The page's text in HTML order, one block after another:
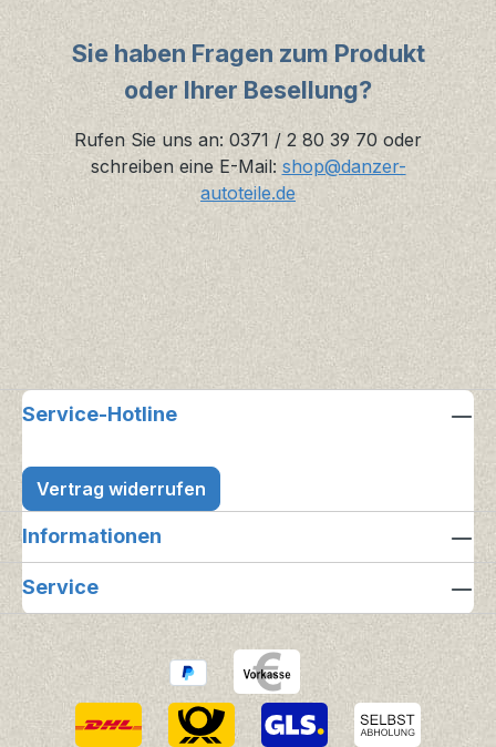
Sie haben Fragen zum Produkt
oder Ihrer Besellung?
Rufen Sie uns an: 0371 / 2 80 39 70 oder
schreiben eine E-Mail: shop@danzer-
autoteile.de
Service-Hotline
Vertrag widerrufen
Informationen
Service